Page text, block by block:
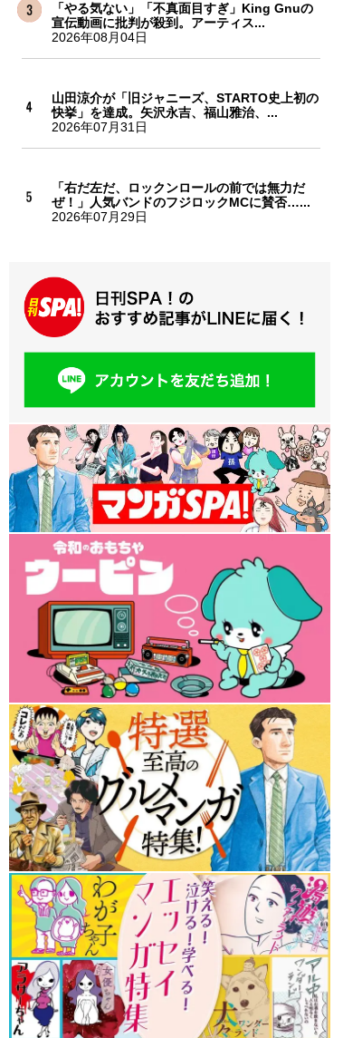
「やる気ない」「不真面目すぎ」King Gnuの
宣伝動画に批判が殺到。アーティス...
2026年08月04日
山田涼介が「旧ジャニーズ、STARTO史上初の
快挙」を達成。矢沢永吉、福山雅治、...
2026年07月31日
「右だ左だ、ロックンロールの前では無力だ
ぜ！」人気バンドのフジロックMCに賛否…...
2026年07月29日